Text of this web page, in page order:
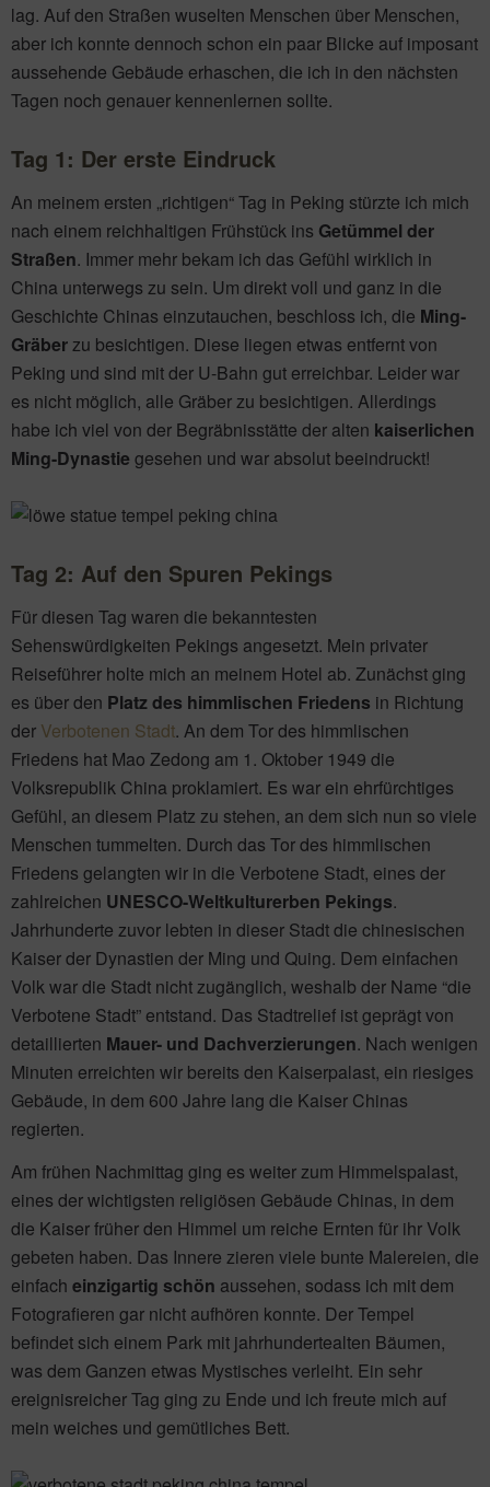
lag. Auf den Straßen wuselten Menschen über Menschen,
aber ich konnte dennoch schon ein paar Blicke auf imposant
aussehende Gebäude erhaschen, die ich in den nächsten
Tagen noch genauer kennenlernen sollte.
Tag 1: Der erste Eindruck
An meinem ersten „richtigen“ Tag in Peking stürzte ich mich
nach einem reichhaltigen Frühstück ins Getümmel der
Straßen. Immer mehr bekam ich das Gefühl wirklich in
China unterwegs zu sein. Um direkt voll und ganz in die
Geschichte Chinas einzutauchen, beschloss ich, die Ming-
Gräberzu besichtigen. Diese liegen etwas entfernt von
Peking und sind mit der U-Bahn gut erreichbar. Leider war
es nicht möglich, alle Gräber zu besichtigen. Allerdings
habe ich viel von der Begräbnisstätte der alten kaiserlichen
Ming-Dynastie gesehen und war absolut beeindruckt!
Tag 2: Auf den Spuren Pekings
Für diesen Tag waren die bekanntesten
Sehenswürdigkeiten Pekings angesetzt. Mein privater
Reiseführer holte mich an meinem Hotel ab. Zunächst ging
es über den Platz des himmlischen Friedens in Richtung
der Verbotenen Stadt. An dem Tor des himmlischen
Friedens hat Mao Zedong am 1. Oktober 1949 die
Volksrepublik China proklamiert. Es war ein ehrfürchtiges
Gefühl, an diesem Platz zu stehen, an dem sich nun so viele
Menschen tummelten. Durch das Tor des himmlischen
Friedens gelangten wir in die Verbotene Stadt, eines der
zahlreichen UNESCO-Weltkulturerben Pekings.
Jahrhunderte zuvor lebten in dieser Stadt die chinesischen
Kaiser der Dynastien der Ming und Quing. Dem einfachen
Volk war die Stadt nicht zugänglich, weshalb der Name “die
Verbotene Stadt” entstand. Das Stadtrelief ist geprägt von
detaillierten Mauer- und Dachverzierungen. Nach wenigen
Minuten erreichten wir bereits den Kaiserpalast, ein riesiges
Gebäude, in dem 600 Jahre lang die Kaiser Chinas
regierten.
Am frühen Nachmittag ging es weiter zum Himmelspalast,
eines der wichtigsten religiösen Gebäude Chinas, in dem
die Kaiser früher den Himmel um reiche Ernten für ihr Volk
gebeten haben. Das Innere zieren viele bunte Malereien, die
einfach einzigartig schön aussehen, sodass ich mit dem
Fotografieren gar nicht aufhören konnte. Der Tempel
befindet sich einem Park mit jahrhundertealten Bäumen,
was dem Ganzen etwas Mystisches verleiht. Ein sehr
ereignisreicher Tag ging zu Ende und ich freute mich auf
mein weiches und gemütliches Bett.